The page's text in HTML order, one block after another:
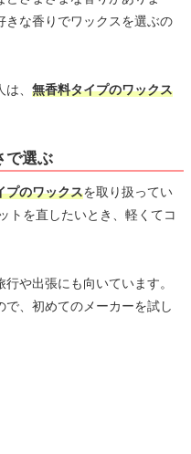
きな香りでワックスを選ぶの
、 無香料タイプのワックス
で選ぶ
プのワックスを取り扱ってい
トを直したいとき、軽くてコ
や出張にも向いています。
で、初めてのメーカーを試し